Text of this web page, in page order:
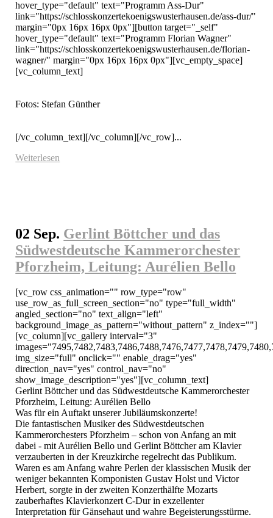
hover_type="default" text="Programm Ass-Dur"
link="https://schlosskonzertekoenigswusterhausen.de/ass-dur/"
margin="0px 16px 16px 0px"][button target="_self"
hover_type="default" text="Programm Florian Wagner"
link="https://schlosskonzertekoenigswusterhausen.de/florian-
wagner/" margin="0px 16px 16px 0px"][vc_empty_space]
[vc_column_text]
Fotos: Stefan Günther
[/vc_column_text][/vc_column][/vc_row]...
Weiterlesen
02 Sep. Gerlint Böttcher und das
Südwestdeutsche Kammerorchester
Pforzheim, Leitung: Aurélien Bello
[vc_row css_animation="" row_type="row"
use_row_as_full_screen_section="no" type="full_width"
angled_section="no" text_align="left"
background_image_as_pattern="without_pattern" z_index=""]
[vc_column][vc_gallery interval="3"
img_size="full" onclick="" enable_drag="yes"
direction_nav="yes" control_nav="no"
show_image_description="yes"][vc_column_text]
Gerlint Böttcher und das Südwestdeutsche Kammerorchester
Pforzheim, Leitung: Aurélien Bello
Was für ein Auftakt unserer Jubiläumskonzerte!
Die fantastischen Musiker des Südwestdeutschen
Kammerorchesters Pforzheim – schon von Anfang an mit
dabei - mit Aurélien Bello und Gerlint Böttcher am Klavier
verzauberten in der Kreuzkirche regelrecht das Publikum.
Waren es am Anfang wahre Perlen der klassischen Musik der
weniger bekannten Komponisten Gustav Holst und Victor
Herbert, sorgte in der zweiten Konzerthälfte Mozarts
zauberhaftes Klavierkonzert C-Dur in exzellenter
Interpretation für Gänsehaut und wahre Begeisterungsstürme.